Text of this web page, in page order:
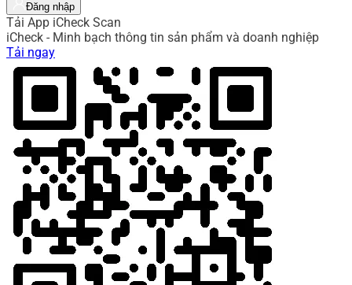
Đăng nhập
Tải App iCheck Scan
iCheck - Minh bạch thông tin sản phẩm và doanh nghiệp
Tải ngay